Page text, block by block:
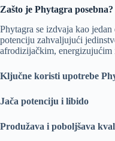
Zašto je Phytagra posebna?
Phytagra se izdvaja kao
potenciju zahvaljujući
afrodizijačkim,
Ključne koristi upotrebe
Jača potenciju i libido
Produžava i poboljšava